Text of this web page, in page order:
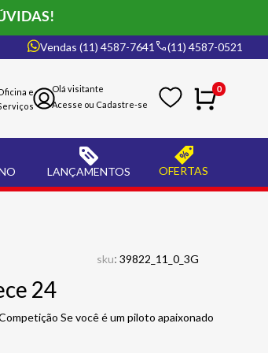
Vendas (11) 4587-7641 (11) 4587-0521
e
0
LANÇAMENTOS OFERTAS
sku: 39822_11_0_3G
24
Se você é um piloto apaixonado